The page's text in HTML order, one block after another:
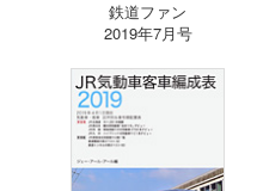
鉄道ファン
2019年7月号